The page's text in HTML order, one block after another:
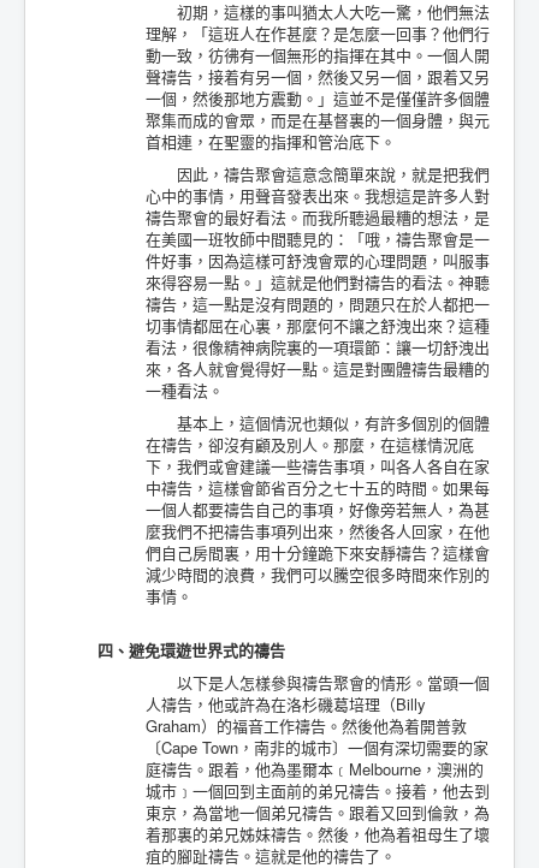
初期，這樣的事叫猶太人大吃一驚，他們無法
理解，「這班人在作甚麼？是怎麼一回事？他們行
動一致，彷彿有一個無形的指揮在其中。一個人開
聲禱告，接着有另一個，然後又另一個，跟着又另
一個，然後那地方震動。」這並不是僅僅許多個體
聚集而成的會眾，而是在基督裏的一個身體，與元
首相連，在聖靈的指揮和管治底下。
因此，禱告聚會這意念簡單來說，就是把我們
心中的事情，用聲音發表出來。我想這是許多人對
禱告聚會的最好看法。而我所聽過最糟的想法，是
在美國一班牧師中間聽見的：「哦，禱告聚會是一
件好事，因為這樣可舒洩會眾的心理問題，叫服事
來得容易一點。」這就是他們對禱告的看法。神聽
禱告，這一點是沒有問題的，問題只在於人都把一
切事情都屈在心裏，那麼何不讓之舒洩出來？這種
看法，很像精神病院裏的一項環節：讓一切舒洩出
來，各人就會覺得好一點。這是對團體禱告最糟的
一種看法。
基本上，這個情況也類似，有許多個別的個體
在禱告，卻沒有顧及別人。那麼，在這樣情況底
下，我們或會建議一些禱告事項，叫各人各自在家
中禱告，這樣會節省百分之七十五的時間。如果每
一個人都要禱告自己的事項，好像旁若無人，為甚
麼我們不把禱告事項列出來，然後各人回家，在他
們自己房間裏，用十分鐘跪下來安靜禱告？這樣會
減少時間的浪費，我們可以騰空很多時間來作別的
事情。
四、避免環遊世界式的禱告
以下是人怎樣參與禱告聚會的情形。當頭一個
人禱告，他或許為在洛杉磯葛培理（Billy
Graham）的福音工作禱告。然後他為着開普敦
〔Cape Town，南非的城市〕一個有深切需要的家
庭禱告。跟着，他為墨爾本﹝Melbourne，澳洲的
城市﹞一個回到主面前的弟兄禱告。接着，他去到
東京，為當地一個弟兄禱告。跟着又回到倫敦，為
着那裏的弟兄姊妹禱告。然後，他為着祖母生了壞
疽的腳趾禱告。這就是他的禱告了。